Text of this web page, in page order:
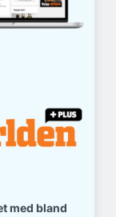
med bland